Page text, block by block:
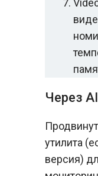
Через
утилита
версия)